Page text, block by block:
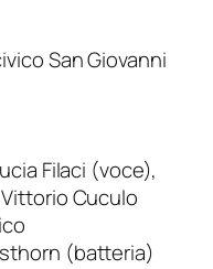
San Giovanni
Filaci (voce),
Cuculo
(batteria)